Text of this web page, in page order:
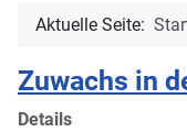
Aktuelle Seite:
Zuwachs in
Details